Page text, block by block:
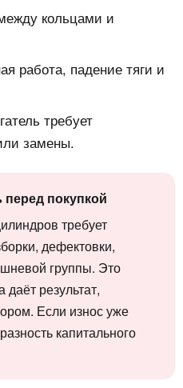
кольцами и
работа, падение тяги и
требует
замены.
покупкой
требует
дефектовки,
группы. Это
даёт результат,
Если износ уже
капитального